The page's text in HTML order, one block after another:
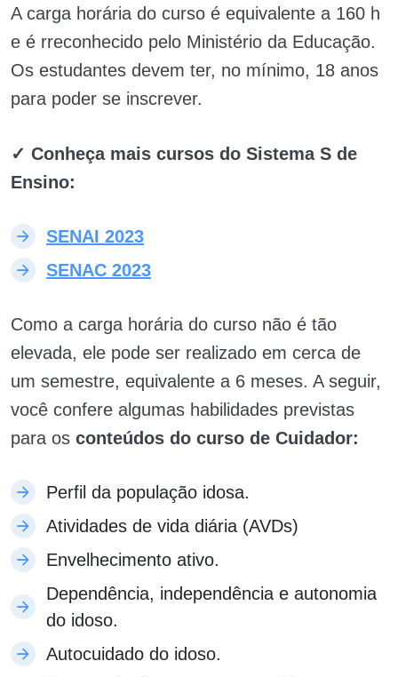
A carga horária do curso é equivalente a 160 h
e é rreconhecido pelo Ministério da Educação.
Os estudantes devem ter, no mínimo, 18 anos
para poder se inscrever.
✓ Conheça mais cursos do Sistema S de
Ensino:
SENAI 2023
SENAC 2023
Como a carga horária do curso não é tão
elevada, ele pode ser realizado em cerca de
um semestre, equivalente a 6 meses. A seguir,
você confere algumas habilidades previstas
para os conteúdos do curso de Cuidador:
Perfil da população idosa.
Atividades de vida diária (AVDs)
Envelhecimento ativo.
Dependência, independência e autonomia
do idoso.
Autocuidado do idoso.